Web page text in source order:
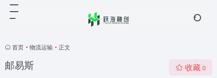
首页 • 物流运输 • 正文
邮易斯 收藏 0